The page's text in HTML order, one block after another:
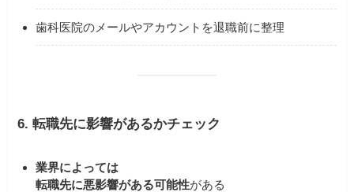
歯科医院のメールやアカウントを退職前に整理
6. 転職先に影響があるかチェック
業界によっては
転職先に悪影響がある可能性がある